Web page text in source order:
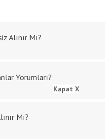
Alınır Mı?
Yorumları?
Mı?
Kapat X